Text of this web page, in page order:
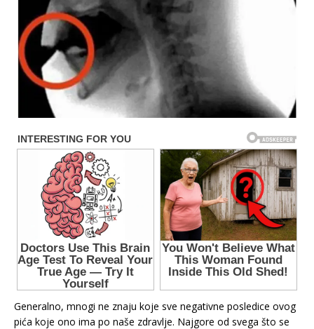
Generalno, mnogi ne znaju koje sve negativne posledice ovog
pića koje ono ima po naše zdravlje. Najgore od svega što se